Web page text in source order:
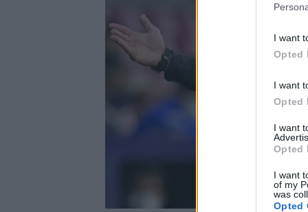
I want
Opted
I want
Opted
I want
Opted
I want
of my
was
Opted